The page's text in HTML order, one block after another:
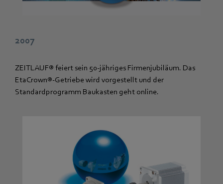
2007
ZEITLAUF® feiert sein 50-jähriges Firmenjubiläum. Das
EtaCrown®-Getriebe wird vorgestellt und der
Standardprogramm Baukasten geht online.